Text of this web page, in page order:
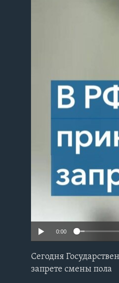
0:00
Сегодня
запрете смены пола